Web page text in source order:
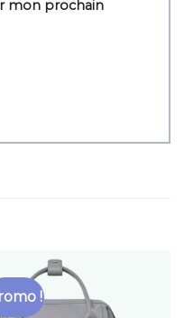
mon prochain
!